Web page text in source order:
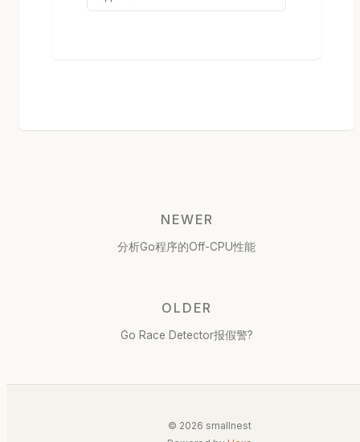
NEWER
分析Go程序的Off-CPU性能
OLDER
Go Race Detector报假警?
© 2026 smallnest